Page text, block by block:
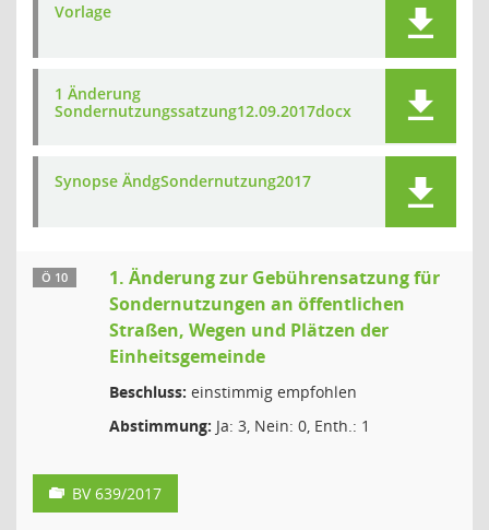
Vorlage
1 Änderung
Sondernutzungssatzung12.09.2017docx
Synopse ÄndgSondernutzung2017
Ö 10
1. Änderung zur Gebührensatzung für
Sondernutzungen an öffentlichen
Straßen, Wegen und Plätzen der
Einheitsgemeinde
Beschluss: einstimmig empfohlen
Abstimmung: Ja: 3, Nein: 0, Enth.: 1
BV 639/2017